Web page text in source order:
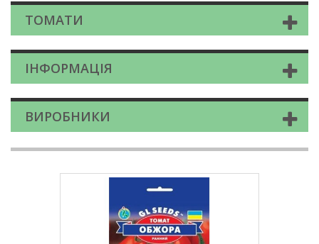
ТОМАТИ
ІНФОРМАЦІЯ
ВИРОБНИКИ